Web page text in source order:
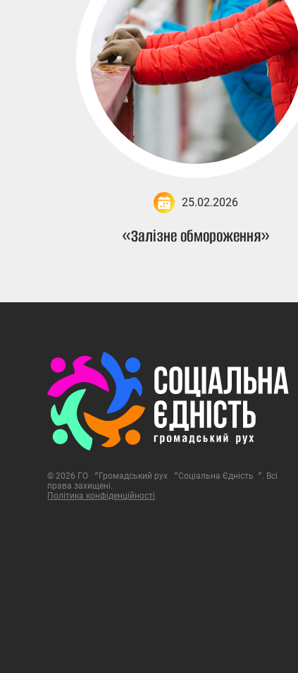
25.02.2026
«Залізне обмороження»
© 2026 ГО 〞Громадський рух 〞Соціальна Єдність〞. Всі
права захищені.
Політика конфіденційності